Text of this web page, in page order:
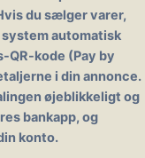
du sælger varer,
automatisk
QR-kode (Pay by
i din annonce.
øjeblikkeligt og
bankapp, og
konto.